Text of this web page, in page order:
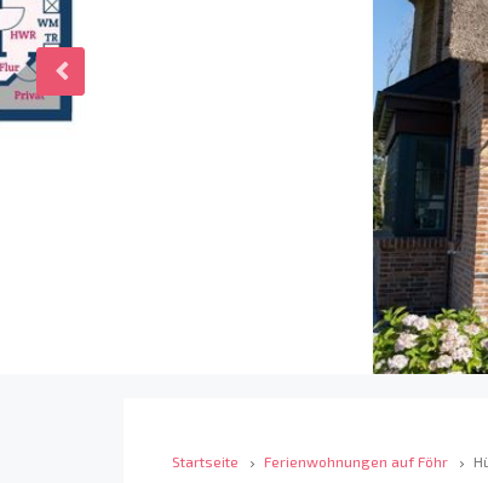
Startseite Ferienwohnungen auf Föhr